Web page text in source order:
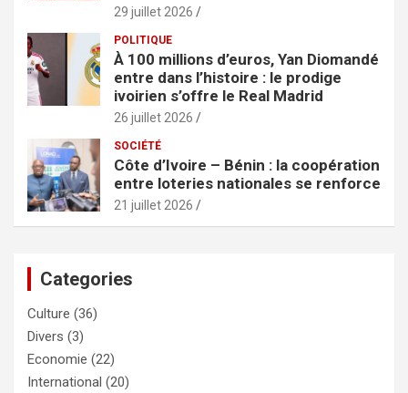
29 juillet 2026
POLITIQUE
À 100 millions d’euros, Yan Diomandé
entre dans l’histoire : le prodige
ivoirien s’offre le Real Madrid
26 juillet 2026
SOCIÉTÉ
Côte d’Ivoire – Bénin : la coopération
entre loteries nationales se renforce
21 juillet 2026
Categories
Culture (36)
Divers (3)
Economie (22)
International (20)